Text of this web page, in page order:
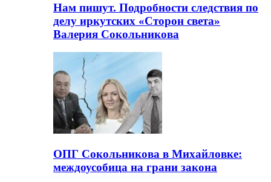
Нам пишут. Подробности следствия по
делу иркутских «Сторон света»
Валерия Сокольникова
ОПГ Сокольникова в Михайловке:
междоусобица на грани закона